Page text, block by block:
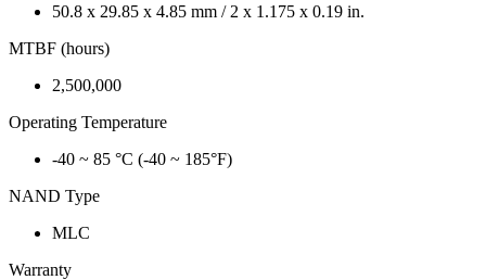
50.8 x 29.85 x 4.85 mm / 2 x 1.175 x 0.19 in.
MTBF (hours)
2,500,000
Operating Temperature
-40 ~ 85 °C (-40 ~ 185°F)
NAND Type
MLC
Warranty